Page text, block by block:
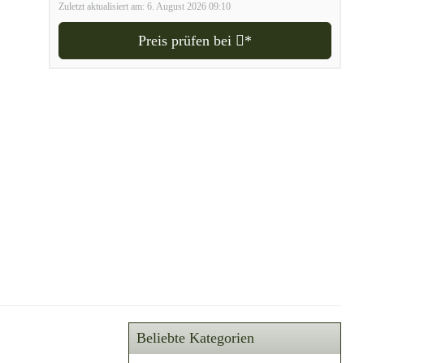
Zuletzt aktualisiert am: 6. August 2026 09:10
Preis prüfen bei *
Beliebte Kategorien